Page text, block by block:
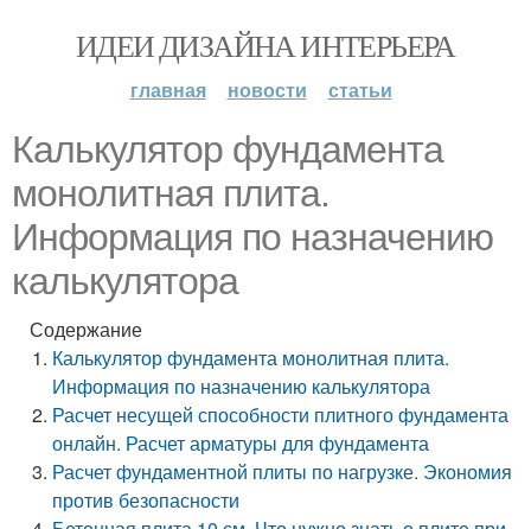
ИДЕИ ДИЗАЙНА ИНТЕРЬЕРА
главная новости статьи
Калькулятор фундамента
монолитная плита.
Информация по назначению
калькулятора
Содержание
Калькулятор фундамента монолитная плита.
Информация по назначению калькулятора
Расчет несущей способности плитного фундамента
онлайн. Расчет арматуры для фундамента
Расчет фундаментной плиты по нагрузке. Экономия
против безопасности